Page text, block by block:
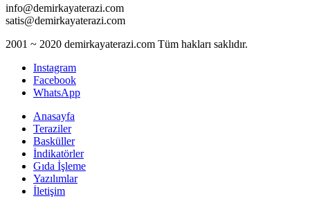
info@demirkayaterazi.com
satis@demirkayaterazi.com
2001 ~ 2020 demirkayaterazi.com Tüm hakları saklıdır.
Instagram
Facebook
WhatsApp
Anasayfa
Teraziler
Basküller
İndikatörler
Gıda İşleme
Yazılımlar
İletişim